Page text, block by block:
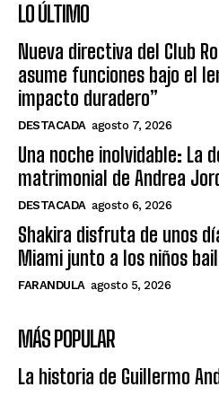
LO ÚLTIMO
Nueva directiva del Club
asume funciones bajo el
impacto duradero”
DESTACADA agosto 7, 2026
Una noche inolvidable: La
matrimonial de Andrea
DESTACADA agosto 6, 2026
Shakira disfruta de unos
Miami junto a los niños
FARANDULA agosto 5, 2026
MÁS POPULAR
La historia de Guillermo